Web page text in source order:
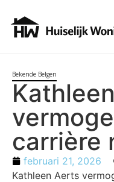
Bekende Belgen
carrière
februari 21, 2026
Kathleen Aerts